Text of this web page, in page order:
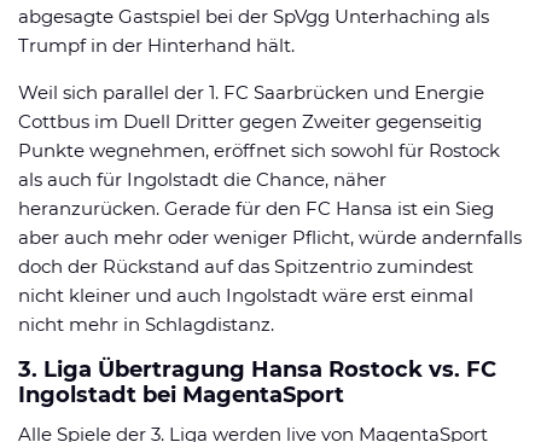
abgesagte Gastspiel bei der SpVgg Unterhaching als
Trumpf in der Hinterhand hält.
Weil sich parallel der 1. FC Saarbrücken und Energie
Cottbus im Duell Dritter gegen Zweiter gegenseitig
Punkte wegnehmen, eröffnet sich sowohl für Rostock
als auch für Ingolstadt die Chance, näher
heranzurücken. Gerade für den FC Hansa ist ein Sieg
aber auch mehr oder weniger Pflicht, würde andernfalls
doch der Rückstand auf das Spitzentrio zumindest
nicht kleiner und auch Ingolstadt wäre erst einmal
nicht mehr in Schlagdistanz.
3. Liga Übertragung Hansa Rostock vs. FC
Ingolstadt bei MagentaSport
Alle Spiele der 3. Liga werden live von MagentaSport